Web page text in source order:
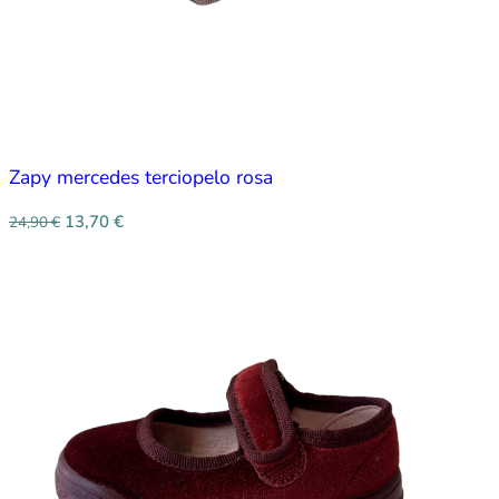
Zapy mercedes terciopelo rosa
24,90€ 13,70 €